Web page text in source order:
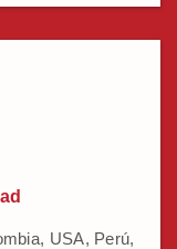
USA, Perú,